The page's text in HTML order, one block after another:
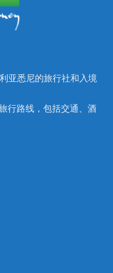
亚悉尼的旅行社和入境
行路线，包括交通、酒